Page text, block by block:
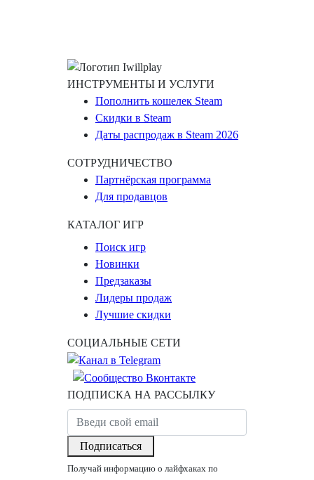
ИНСТРУМЕНТЫ И УСЛУГИ
Пополнить кошелек Steam
Скидки в Steam
Даты распродаж в Steam 2026
СОТРУДНИЧЕСТВО
Партнёрская программа
Для продавцов
КАТАЛОГ ИГР
Поиск игр
Новинки
Предзаказы
Лидеры продаж
Лучшие скидки
СОЦИАЛЬНЫЕ СЕТИ
ПОДПИСКА НА РАССЫЛКУ
Подписаться
Получай информацию о лайфхаках по